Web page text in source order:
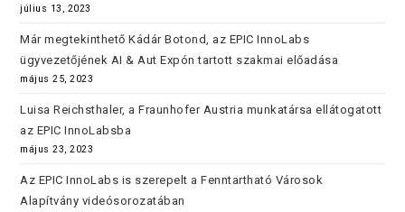
július 13, 2023
Már megtekinthető Kádár Botond, az EPIC InnoLabs
ügyvezetőjének AI & Aut Expón tartott szakmai előadása
május 25, 2023
Luisa Reichsthaler, a Fraunhofer Austria munkatársa ellátogatott
az EPIC InnoLabsba
május 23, 2023
Az EPIC InnoLabs is szerepelt a Fenntartható Városok
Alapítvány videósorozatában